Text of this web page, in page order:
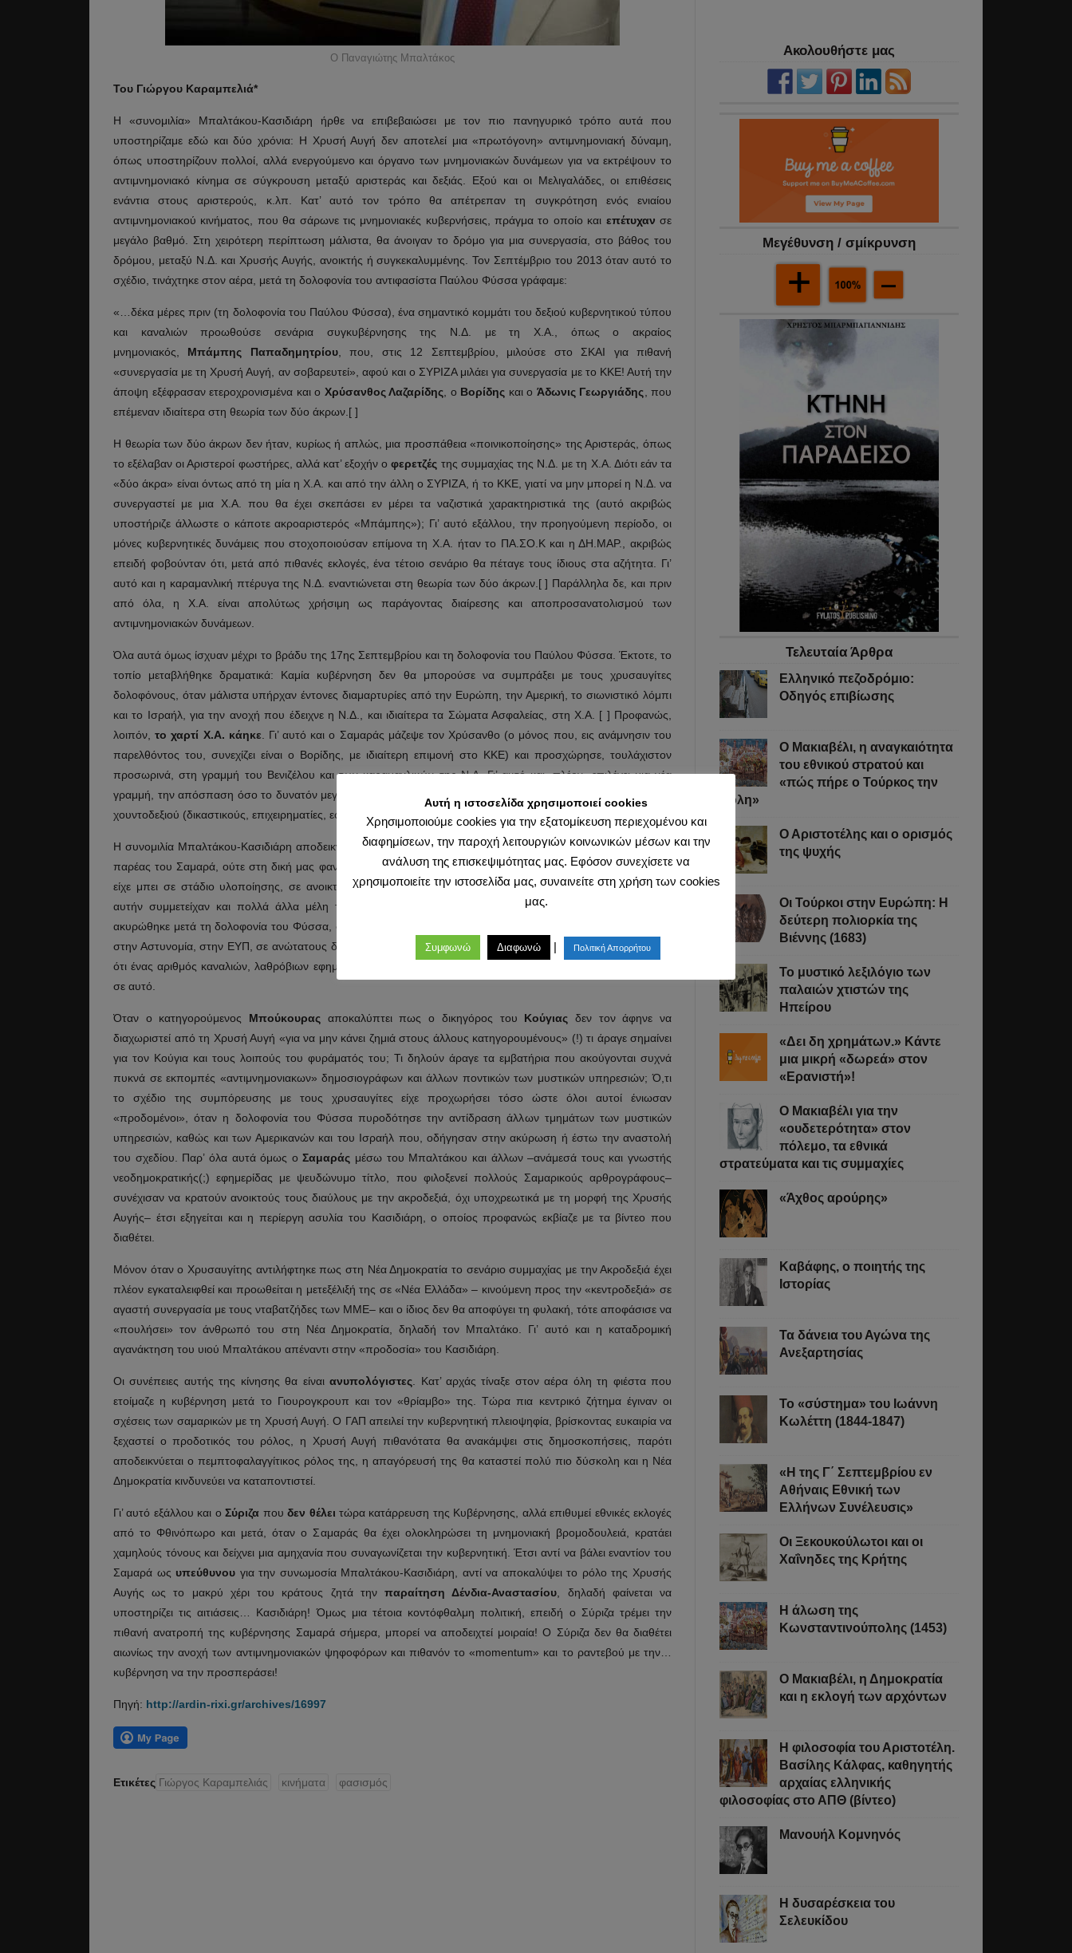
Ο Παναγιώτης Μπαλτάκος
Του Γιώργου Καραμπελιά*
Η «συνομιλία» Μπαλτάκου-Κασιδιάρη ήρθε να επιβεβαιώσει με τον πιο πανηγυρικό τρόπο αυτά που
υποστηρίζαμε εδώ και δύο χρόνια: Η Χρυσή Αυγή δεν αποτελεί μια «πρωτόγονη» αντιμνημονιακή δύναμη,
όπως υποστηρίζουν πολλοί, αλλά ενεργούμενο και όργανο των μνημονιακών δυνάμεων για να εκτρέψουν το
αντιμνημονιακό κίνημα σε σύγκρουση μεταξύ αριστεράς και δεξιάς. Εξού και οι Μελιγαλάδες, οι επιθέσεις
ενάντια στους αριστερούς, κ.λπ. Κατ’ αυτό τον τρόπο θα απέτρεπαν τη συγκρότηση ενός ενιαίου
αντιμνημονιακού κινήματος, που θα σάρωνε τις μνημονιακές κυβερνήσεις, πράγμα το οποίο και επέτυχαν σε
μεγάλο βαθμό. Στη χειρότερη περίπτωση μάλιστα, θα άνοιγαν το δρόμο για μια συνεργασία, στο βάθος του
δρόμου, μεταξύ Ν.Δ. και Χρυσής Αυγής, ανοικτής ή συγκεκαλυμμένης. Τον Σεπτέμβριο του 2013 όταν αυτό το
σχέδιο, τινάχτηκε στον αέρα, μετά τη δολοφονία του αντιφασίστα Παύλου Φύσσα γράφαμε:
«…δέκα μέρες πριν (τη δολοφονία του Παύλου Φύσσα), ένα σημαντικό κομμάτι του δεξιού κυβερνητικού τύπου
και καναλιών προωθούσε σενάρια συγκυβέρνησης της Ν.Δ. με τη Χ.Α., όπως ο ακραίος
μνημονιακός, Μπάμπης Παπαδημητρίου, που, στις 12 Σεπτεμβρίου, μιλούσε στο ΣΚΑΙ για πιθανή
«συνεργασία με τη Χρυσή Αυγή, αν σοβαρευτεί», αφού και ο ΣΥΡΙΖΑ μιλάει για συνεργασία με το ΚΚΕ! Αυτή την
άποψη εξέφρασαν ετεροχρονισμένα και ο Χρύσανθος Λαζαρίδης , ο Βορίδης και ο Άδωνις Γεωργιάδης , που
επέμεναν ιδιαίτερα στη θεωρία των δύο άκρων.[ ]
Η θεωρία των δύο άκρων δεν ήταν, κυρίως ή απλώς, μια προσπάθεια «ποινικοποίησης» της Αριστεράς, όπως
το εξέλαβαν οι Αριστεροί φωστήρες, αλλά κατ’ εξοχήν οφερετζές της συμμαχίας της Ν.Δ. με τη Χ.Α. Διότι εάν τα
«δύο άκρα» είναι όντως από τη μία η Χ.Α. και από την άλλη ο ΣΥΡΙΖΑ, ή το ΚΚΕ, γιατί να μην μπορεί η Ν.Δ. να
συνεργαστεί με μια Χ.Α. που θα έχει σκεπάσει εν μέρει τα ναζιστικά χαρακτηριστικά της (αυτό ακριβώς
υποστήριζε άλλωστε ο κάποτε ακροαριστερός «Μπάμπης»); Γι’ αυτό εξάλλου, την προηγούμενη περίοδο, οι
μόνες κυβερνητικές δυνάμεις που στοχοποιούσαν επίμονα τη Χ.Α. ήταν το ΠΑ.ΣΟ.Κ και η ΔΗ.ΜΑΡ., ακριβώς
επειδή φοβούνταν ότι, μετά από πιθανές εκλογές, ένα τέτοιο σενάριο θα πέταγε τους ίδιους στα αζήτητα. Γι’
αυτό και η καραμανλική πτέρυγα της Ν.Δ. εναντιώνεται στη θεωρία των δύο άκρων.[ ] Παράλληλα δε, και πριν
από όλα, η Χ.Α. είναι απολύτως χρήσιμη ως παράγοντας διαίρεσης και αποπροσανατολισμού των
αντιμνημονιακών δυνάμεων.
Όλα αυτά όμως ίσχυαν μέχρι το βράδυ της 17ης Σεπτεμβρίου και τη δολοφονία του Παύλου Φύσσα. Έκτοτε, το
τοπίο μεταβλήθηκε δραματικά: Καμία κυβέρνηση δεν θα μπορούσε να συμπράξει με τους χρυσαυγίτες
δολοφόνους, όταν μάλιστα υπήρχαν έντονες διαμαρτυρίες από την Ευρώπη, την Αμερική, το σιωνιστικό λόμπι
και το Ισραήλ, για την ανοχή που έδειχνε η Ν.Δ., και ιδιαίτερα τα Σώματα Ασφαλείας, στη Χ.Α. [ ] Προφανώς,
λοιπόν,το χαρτί Χ.Α. κάηκε . Γι’ αυτό και ο Σαμαράς μάζεψε τον Χρύσανθο (ο μόνος που, εις ανάμνησιν του
παρελθόντος του, συνεχίζει είναι ο Βορίδης, με ιδιαίτερη επιμονή στο ΚΚΕ) και προσχώρησε, τουλάχιστον
προσωρινά, στη γραμμή του Βενιζέλου και των καραμανλικών της Ν.Δ. Γι’ αυτό και, πλέον, επιλέγει μια νέα
γραμμή, την απόσπαση όσο το δυνατόν μεγαλύτερου εκλογικού ποσοστού, ιδιαίτερα του πλέον ευκατάστατου
χουντοδεξιού (δικαστικούς, επιχειρηματίες, εφοπλιστές), και την επιστροφή τους στη Ν.Δ.»
Η συνομιλία Μπαλτάκου-Κασιδιάρη αποδεικνύει πως αυτός ο σχεδιασμός δεν βρισκόταν μόνο στα μυαλά της
παρέας του Σαμαρά, ούτε στη δική μας φαντασία, όπως πολλοί στον αντιμνημονικό χώρο υποστήριζαν, αλλά
είχε μπει σε στάδιο υλοποίησης, σε ανοικτή συνεργασία με τους Χρυσαυγίτες συμμορίτες. Στη συνωμοσία
αυτήν συμμετείχαν και πολλά άλλα μέλη της κυβέρνησης και της δεξιάς. Εξάλλου, όταν το σχέδιο αυτό
ακυρώθηκε μετά τη δολοφονία του Φύσσα, φάνηκε πολύ καθαρά πως η
στην Αστυνομία, στην ΕΥΠ, σε ανώτατους δικαστικούς, σε εφοπλιστικούς κύκλους και επιχειρηματίες, αλλά και
ότι ένας αριθμός καναλιών, λαθρόβιων εφημερίδων, μεγαλοδημοσιογράφων και μεγαλοδικηγόρων συμμετείχαν
σε αυτό.
Όταν ο κατηγορούμενος Μπούκουρας αποκαλύπτει πως ο δικηγόρος του Κούγιας δεν τον άφηνε να
διαχωριστεί από τη Χρυσή Αυγή «για να μην κάνει ζημιά στους άλλους κατηγορουμένους» (!) τι άραγε σημαίνει
για τον Κούγια και τους λοιπούς του φυράματός του; Τι δηλούν άραγε τα εμβατήρια που ακούγονται συχνά
πυκνά σε εκπομπές «αντιμνημονιακων» δημοσιογράφων και άλλων ποντικών των μυστικών υπηρεσιών; Ό,τι
το σχέδιο της συμπόρευσης με τους χρυσαυγίτες είχε προχωρήσει τόσο ώστε όλοι αυτοί ένιωσαν
«προδομένοι», όταν η δολοφονία του Φύσσα πυροδότησε την αντίδραση άλλων τμημάτων των μυστικών
υπηρεσιών, καθώς και των Αμερικανών και του Ισραήλ που, οδήγησαν στην ακύρωση ή έστω την αναστολή
του σχεδίου. Παρ’ όλα αυτά όμως οΣαμαράς μέσω του Μπαλτάκου και άλλων –ανάμεσά τους και γνωστής
νεοδημοκρατικής(;) εφημερίδας με ψευδώνυμο τίτλο, που φιλοξενεί πολλούς Σαμαρικούς αρθρογράφους–
συνέχισαν να κρατούν ανοικτούς τους διαύλους με την ακροδεξιά, όχι υποχρεωτικά με τη μορφή της Χρυσής
Αυγής– έτσι εξηγείται και η περίεργη ασυλία του Κασιδιάρη, ο οποίος προφανώς εκβίαζε με τα βίντεο που
διαθέτει.
Μόνον όταν ο Χρυσαυγίτης αντιλήφτηκε πως στη Νέα Δημοκρατία το σενάριο συμμαχίας με την Ακροδεξιά έχει
πλέον εγκαταλειφθεί και προωθείται η μετεξέλιξή της σε «Νέα Ελλάδα» – κινούμενη προς την «κεντροδεξιά» σε
αγαστή συνεργασία με τους νταβατζήδες των ΜΜΕ– και ο ίδιος δεν θα αποφύγει τη φυλακή, τότε αποφάσισε να
«πουλήσει» τον άνθρωπό του στη Νέα Δημοκρατία, δηλαδή τον Μπαλτάκο. Γι’ αυτό και η καταδρομική
αγανάκτηση του υιού Μπαλτάκου απέναντι στην «προδοσία» του Κασιδιάρη.
Οι συνέπειες αυτής της κίνησης θα είναιανυπολόγιστες . Κατ’ αρχάς τίναξε στον αέρα όλη τη φιέστα που
ετοίμαζε η κυβέρνηση μετά το Γιουρογκρουπ και τον «θρίαμβο» της. Τώρα πια κεντρικό ζήτημα έγιναν οι
σχέσεις των σαμαρικών με τη Χρυσή Αυγή. Ο ΓΑΠ απειλεί την κυβερνητική πλειοψηφία, βρίσκοντας ευκαιρία να
ξεχαστεί ο προδοτικός του ρόλος, η Χρυσή Αυγή πιθανότατα θα ανακάμψει στις δημοσκοπήσεις, παρότι
αποδεικνύεται ο πεμπτοφαλαγγίτικος ρόλος της, η απαγόρευσή της θα καταστεί πολύ πιο δύσκολη και η Νέα
Δημοκρατία κινδυνεύει να καταποντιστεί.
Γι’ αυτό εξάλλου και οΣύριζα πουδεν θέλει τώρα κατάρρευση της Κυβέρνησης, αλλά επιθυμεί εθνικές εκλογές
από το Φθινόπωρο και μετά, όταν ο Σαμαράς θα έχει ολοκληρώσει τη μνημονιακή βρομοδουλειά, κρατάει
χαμηλούς τόνους και δείχνει μια αμηχανία που συναγωνίζεται την κυβερνητική. Έτσι αντί να βάλει εναντίον του
Σαμαρά ως υπεύθυνου για την συνωμοσία Μπαλτάκου-Κασιδιάρη, αντί να αποκαλύψει το ρόλο της Χρυσής
Αυγής ως το μακρύ χέρι του κράτους ζητά τηνπαραίτηση Δένδια-Αναστασίου , δηλαδή φαίνεται να
υποστηρίζει τις αιτιάσεις… Κασιδιάρη! Όμως μια τέτοια κοντόφθαλμη πολιτική, επειδή ο Σύριζα τρέμει την
πιθανή ανατροπή της κυβέρνησης Σαμαρά σήμερα, μπορεί να αποδειχτεί μοιραία! Ο Σύριζα δεν θα διαθέτει
αιωνίως την ανοχή των αντιμνημονιακών ψηφοφόρων και πιθανόν το «momentum» και το ραντεβού με την…
κυβέρνηση να την προσπεράσει!
Πηγή: http://ardin-rixi.gr/archives/16997
Ετικέτες Γιώργος Καραμπελιάς κινήματα φασισμός
Ακολουθήστε μας
Mεγέθυνση / σμίκρυνση
Τελευταία Άρθρα
Ελληνικό πεζοδρόμιο:
Οδηγός επιβίωσης
Ο Μακιαβέλι, η αναγκαιότητα
του εθνικού στρατού και
«πώς πήρε ο Τούρκος την
Πόλη»
Ο Αριστοτέλης και ο ορισμός
της ψυχής
Οι Τούρκοι στην Ευρώπη: Η
δεύτερη πολιορκία της
Βιέννης (1683)
Το μυστικό λεξιλόγιο των
παλαιών χτιστών της
Ηπείρου
«Δει δη χρημάτων.» Κάντε
μια μικρή «δωρεά» στον
«Ερανιστή»!
O Μακιαβέλι για την
«ουδετερότητα» στον
πόλεμο, τα εθνικά
στρατεύματα και τις συμμαχίες
«Άχθος αρούρης»
Καβάφης, ο ποιητής της
Ιστορίας
Τα δάνεια του Αγώνα της
Ανεξαρτησίας
Το «σύστημα» του Ιωάννη
Κωλέττη (1844-1847)
«Η της Γ΄ Σεπτεμβρίου εν
Αθήναις Εθνική των
Ελλήνων Συνέλευσις»
Οι Ξεκουκούλωτοι και οι
Χαΐνηδες της Κρήτης
Η άλωση της
Κωνσταντινούπολης (1453)
Ο Μακιαβέλι, η Δημοκρατία
και η εκλογή των αρχόντων
Η φιλοσοφία του Αριστοτέλη.
Βασίλης Κάλφας, καθηγητής
αρχαίας ελληνικής
φιλοσοφίας στο ΑΠΘ (βίντεο)
Μανουήλ Κομνηνός
Η δυσαρέσκεια του
Σελευκίδου
Αυτή η ιστοσελίδα χρησιμοποιεί cookies
Χρησιμοποιούμε cookies για την εξατομίκευση περιεχομένου και
διαφημίσεων, την παροχή λειτουργιών κοινωνικών μέσων και την
ανάλυση της επισκεψιμότητας μας. Εφόσον συνεχίσετε να
χρησιμοποιείτε την ιστοσελίδα μας, συναινείτε στη χρήση των cookies
μας.
Συμφωνώ Διαφωνώ | Πολιτική Απορρήτου